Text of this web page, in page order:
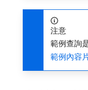
注意
範例查詢
範例內容